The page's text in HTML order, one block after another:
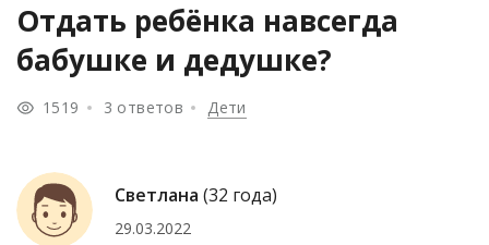
Отдать ребёнка навсегда
бабушке и дедушке?
1519 3 ответов Дети
Светлана (32 года)
29.03.2022